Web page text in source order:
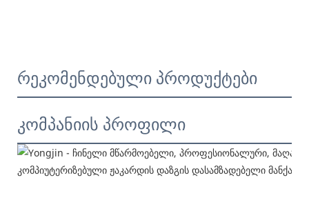
რეკომენდებული პროდუქტები
კომპანიის პროფილი